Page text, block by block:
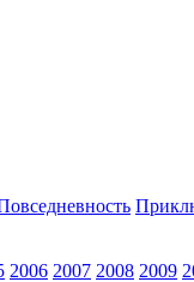
2006 2007 2008 2009